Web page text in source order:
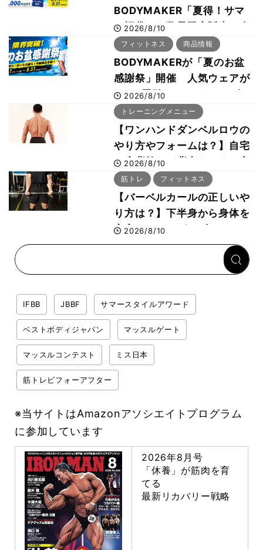
BODYMAKER「夏得！サマ
ー福袋」を数量限定販売 次
回使える1000円OFFクーポ
ンも
2026/8/10
フィットネス 商品情報
BODYMAKERが「夏のお盆
感謝祭」開催 人気ウェアが
1000円引き、UVクールポン
チョは半額の990円に
2026/8/10
トレーニングメニュー
【ワンハンドダンベルロウの
やり方やフォームは？】自宅
で広背筋など背中をつくる方
法をボディビル世界王者・鈴
木雅選手が解説
2026/8/10
筋トレ フィットネス
【バーベルカールの正しいや
り方は？】下半身から身体を
安定させるのがカギ！
2026/8/10
IFBB JBBF サマースタイルアワード
ベストボディジャパン マッスルゲート
マッスルコンテスト ミス日本
筋トレビフォーアフター
※当サイトはAmazonアソシエイトプログラム
に参加しています
2026年8月号
「休養」が筋肉を育
てる
最新リカバリー戦略